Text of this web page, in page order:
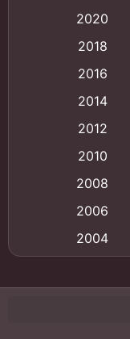
Animation อนิเมะ
Animation แอนิเม
(9)
Big tits (นมใหญ่)
Bitch (ผู้หญิงร่าน)
2020
2018
2016
2014
2012
2010
2008
2006
2004
2000